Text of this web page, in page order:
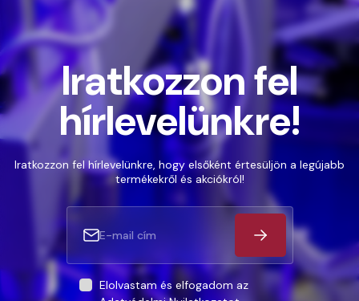
Iratkozzon fel
hírlevelünkre!
Iratkozzon fel hírlevelünkre, hogy elsőként értesüljön a legújabb
termékekről és akciókról!
Elolvastam és elfogadom az